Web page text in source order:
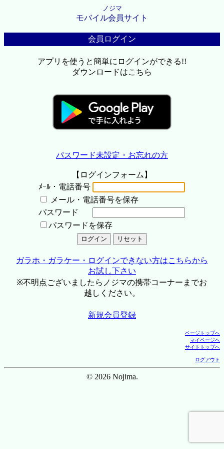
ノジマ
モバイル会員サイト
会員ログイン
アプリを使うと簡単にログインができる!!
ダウンロードはこちら
パスワード未設定・お忘れの方
【ログインフォーム】
ﾒｰﾙ・電話番号
メール・電話番号を保存
パスワード
パスワードを保存
ガラホ・ガラケー・ログインできない方はこちらから
お試し下さい
※不明点ございましたらノジマの携帯コーナーまでお
越しください。
新規会員登録
ページトップへ
マイページへ
サイトトップへ
ログアウト
© 2026 Nojima.